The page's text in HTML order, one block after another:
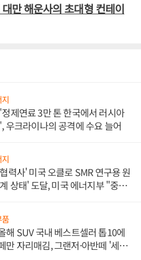
만 해운사의 초대형 컨테이
제연료 3만 톤 한국에서 러시아
우크라이나의 공격에 수요 늘어
력사' 미국 오클로 SMR 연구용 원
상태' 도달, 미국 에너지부 "중요
품
해 SUV 국내 베스트셀러 톱10에
만 자리매김, 그랜저·아반떼 '세단